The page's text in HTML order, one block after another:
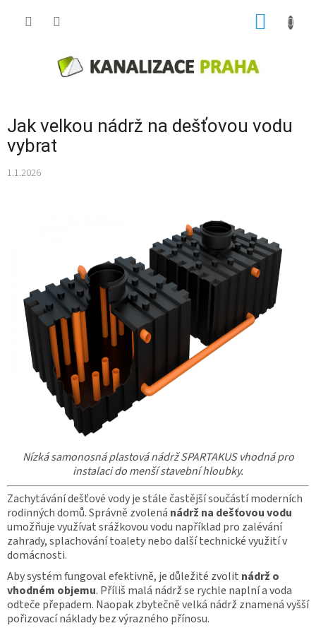
Jak velkou nádrž na dešťovou vodu
vybrat
1.1.2026
Nízká samonosná plastová nádrž SPARTAKUS vhodná pro
instalaci do menší stavební hloubky.
Zachytávání dešťové vody je stále častější součástí moderních
rodinných domů. Správně zvolená nádrž na dešťovou vodu
umožňuje využívat srážkovou vodu například pro zalévání
zahrady, splachování toalety nebo další technické využití v
domácnosti.
Aby systém fungoval efektivně, je důležité zvolit nádrž o
vhodném objemu. Příliš malá nádrž se rychle naplní a voda
odteče přepadem. Naopak zbytečně velká nádrž znamená vyšší
pořizovací náklady bez výrazného přínosu.